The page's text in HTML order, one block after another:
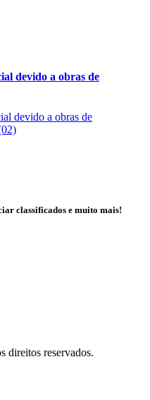
devido a obras de
classificados e muito mais!
direitos reservados.